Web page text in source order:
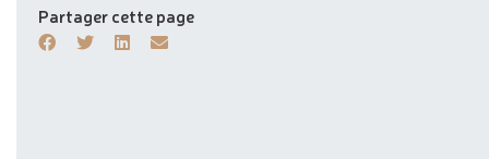
Partager cette page